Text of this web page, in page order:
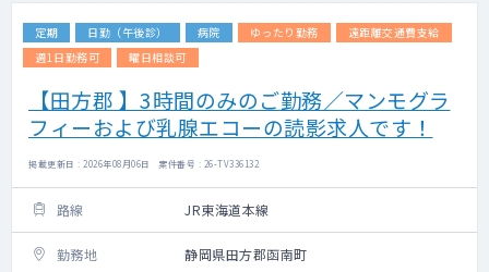
定期 日勤（午後診） 病院 ゆったり勤務
遠距離交通費支給
週1日勤務可
曜日相談可
【田方郡 】3時間のみのご勤務／マンモグラ
フィーおよび乳腺エコーの読影求人です！
掲載更新日 : 2026年08月06日 案件番号 : 26-TV336132
路線 JR東海道本線
勤務地 静岡県田方郡函南町